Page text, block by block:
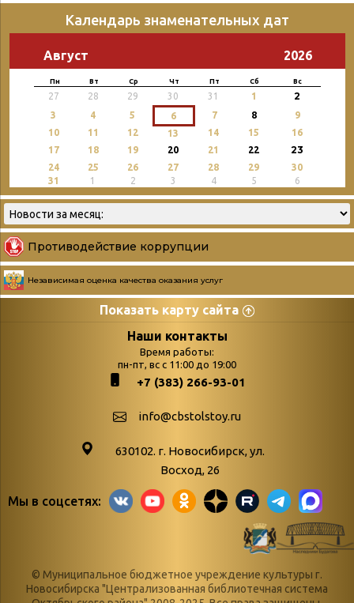
Календарь знаменательных дат
Август 2026
Пн Вт Ср Чт Пт Сб Вс
27 28 29 30 31 1 2
3 4 5 6 7 8
9
10
11 12 13 14 15
16
17
18 19 20 21 22 23
24 25 26 27 28 29
30
31
1 2 3 4 5 6
Противодействие коррупции
Независимая оценка качества оказания услуг
Показать карту сайта
Страницы
podvedenie-itogov-festivalya-
paskhalnaya-palitra
Библионочь – как ярмарка точь-в-
Конференции, семинары,
поступлений
Война. Народ.
живые»
«Мне всё
снятся
военной поры
Наши контакты
Время работы:
пн-пт, вс с 11:00 до 19:00
+7 (383) 266-93-01
info@cbstolstoy.ru
630102. г. Новосибирск, ул.
Восход, 26
Мы в соцсетях:
© Муниципальное бюджетное учреждение культуры г.
Новосибирска "Централизованная библиотечная система